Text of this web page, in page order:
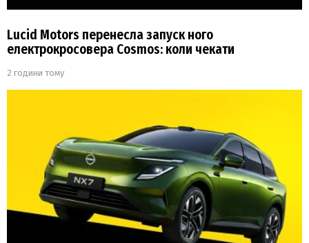
Lucid Motors перенесла запуск ного
електрокросовера Cosmos: коли чекати
2 години тому